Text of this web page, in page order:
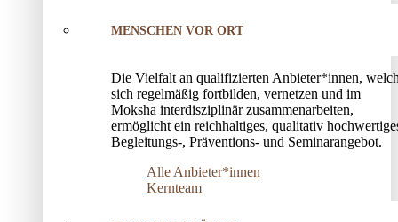
MENSCHEN VOR ORT
Die Vielfalt an qualifizierten Anbieter*innen,
sich regelmäßig fortbilden, vernetzen und im
Moksha interdisziplinär zusammenarbeiten,
ermöglicht ein reichhaltiges, qualitativ
Begleitungs-, Präventions­- und Seminarangebot.
Alle Anbieter*innen
Kernteam